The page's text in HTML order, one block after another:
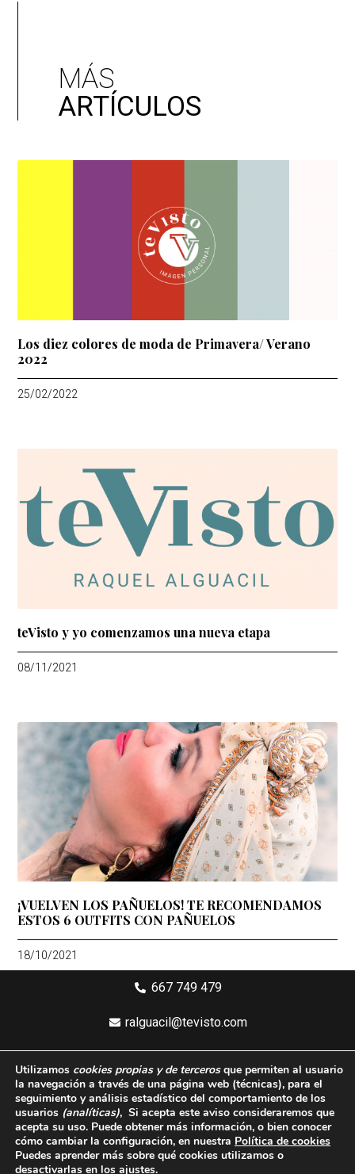
MÁS
ARTÍCULOS
Los diez colores de moda de Primavera/ Verano
2022
25/02/2022
teVisto y yo comenzamos una nueva etapa
08/11/2021
¡VUELVEN LOS PAÑUELOS! TE RECOMENDAMOS
ESTOS 6 OUTFITS CON PAÑUELOS
18/10/2021
667 749 479
ralguacil@tevisto.com
Aviso legal
Política de privacidad
Política de cookies
Utilizamos cookies propias y de tercerosque permiten al usuario
la navegación a través de una página web (técnicas), para el
seguimiento y análisis estadístico del comportamiento de los
usuarios (analíticas), Si acepta este aviso consideraremos que
acepta su uso. Puede obtener más información, o bien conocer
cómo cambiar la configuración, en nuestra Política de cookies
Puedes aprender más sobre qué cookies utilizamos o
desactivarlas en los ajustes.